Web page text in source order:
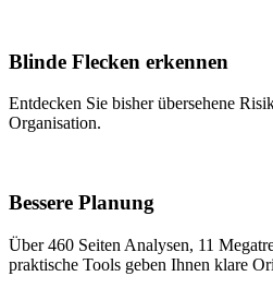
Blinde Flecken erkennen
Entdecken Sie bisher übersehene
Organisation.
Bessere Planung
Über 460 Seiten Analysen, 11
praktische Tools geben Ihnen klare